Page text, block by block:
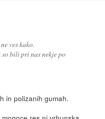
ves kako.
bili pri nas nekje po
in polizanih gumah.